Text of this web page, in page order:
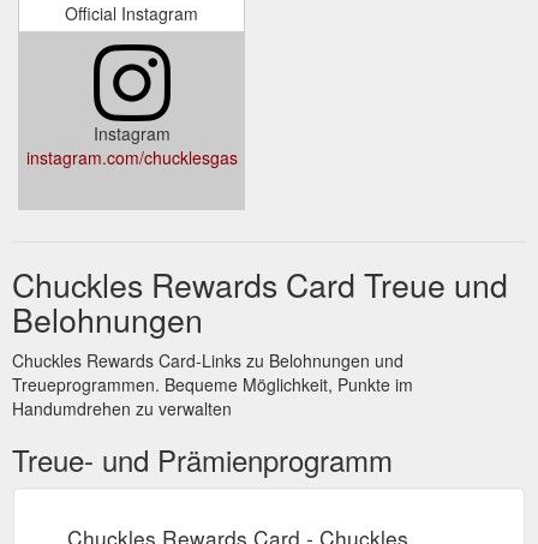
Official Instagram
Instagram
instagram.com/chucklesgas
Chuckles Rewards Card Treue und
Belohnungen
Chuckles Rewards Card-Links zu Belohnungen und
Treueprogrammen. Bequeme Möglichkeit, Punkte im
Handumdrehen zu verwalten
Treue- und Prämienprogramm
Chuckles Rewards Card - Chuckles